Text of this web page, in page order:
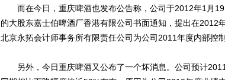
而在今日，重庆啤酒也发布公告称，公司于2012年1月19
的大股东嘉士伯啤酒厂香港有限公司书面通知，提出在2012
北京永拓会计师事务所有限责任公司为公司2011年度内部控
另外，今日重庆啤酒又公布了一个坏消息。公司预计